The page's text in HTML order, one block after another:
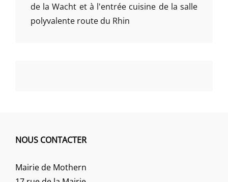
de la Wacht et à l'entrée cuisine de la salle
polyvalente route du Rhin
NOUS CONTACTER
Mairie de Mothern